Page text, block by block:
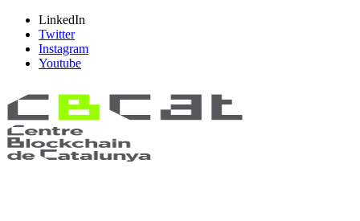
LinkedIn
Twitter
Instagram
Youtube